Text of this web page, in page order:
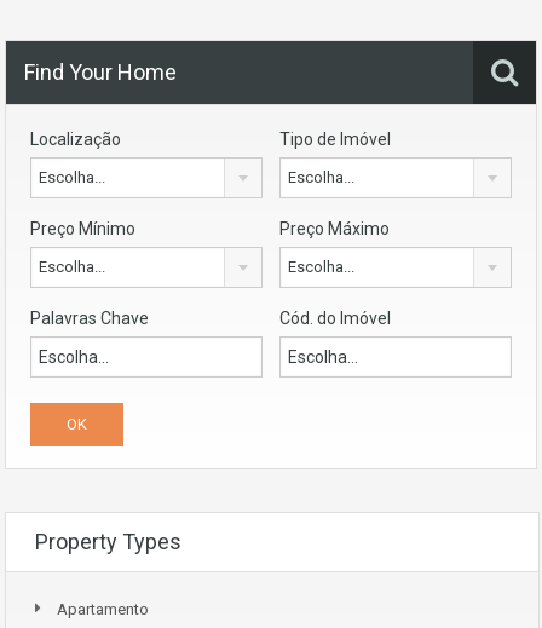
Find Your Home
Localização
Escolha...
Tipo de Imóvel
Escolha...
Preço Mínimo
Escolha...
Preço Máximo
Escolha...
Palavras Chave Cód. do Imóvel
Property Types
Apartamento